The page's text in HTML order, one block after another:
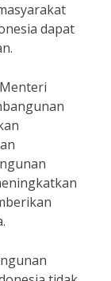
dapat